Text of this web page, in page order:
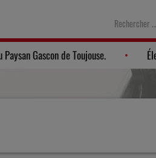
Une soirée gasconne au Musée du